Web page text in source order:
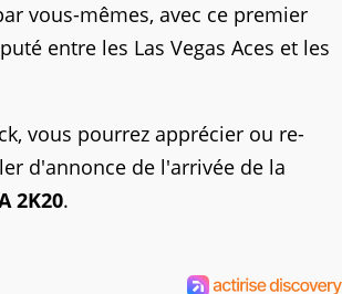
vous-mêmes, avec ce premier
entre les Las Vegas Aces et les
vous pourrez apprécier ou re-
d'annonce de l'arrivée de la
2K20.